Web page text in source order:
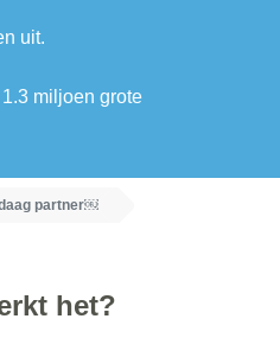
uit.
miljoen grote
partner￼
het?